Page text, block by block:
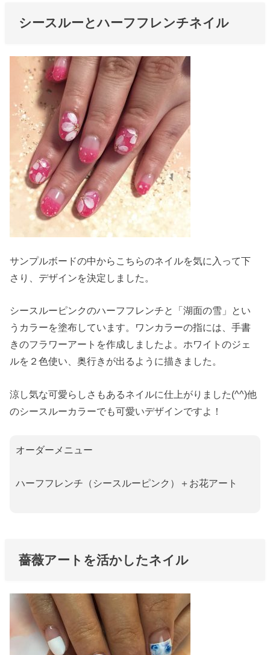
シースルーとハーフフレンチネイル
サンプルボードの中からこちらのネイルを気に入って下
さり、デザインを決定しました。
シースルーピンクのハーフフレンチと「湖面の雪」とい
うカラーを塗布しています。ワンカラーの指には、手書
きのフラワーアートを作成しましたよ。 ホワイトのジェ
ルを２色使い、奥行きが出るように描きました。
涼し気な可愛らしさもあるネイルに仕上がりました(^^)他
のシースルーカラーでも可愛いデザインですよ！
オーダーメニュー
ハーフフレンチ（シースルーピンク）＋お花アート
薔薇アートを活かしたネイル